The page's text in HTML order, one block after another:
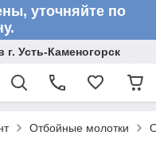
уточняйте по
Усть-Каменогорск
Отбойные молотки